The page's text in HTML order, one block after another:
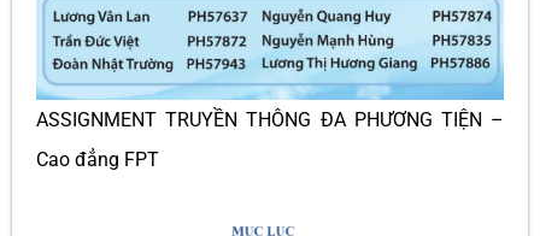
ASSIGNMENT TRUYỀN THÔNG ĐA PHƯƠNG TIỆN –
Cao đẳng FPT